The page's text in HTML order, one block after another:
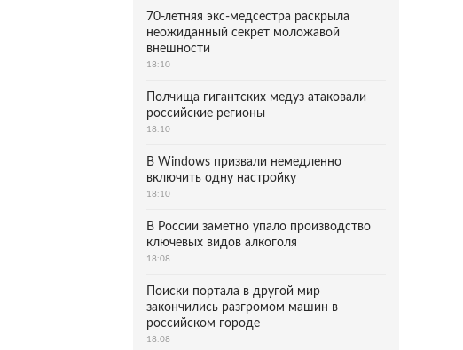
70-летняя экс-медсестра раскрыла
неожиданный секрет моложавой
внешности
18:10
Полчища гигантских медуз атаковали
российские регионы
18:10
В Windows призвали немедленно
включить одну настройку
18:10
В России заметно упало производство
ключевых видов алкоголя
18:08
Поиски портала в другой мир
закончились разгромом машин в
российском городе
18:08